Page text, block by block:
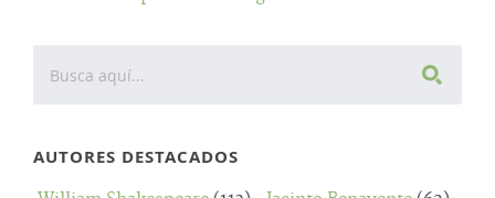
AUTORES DESTACADOS